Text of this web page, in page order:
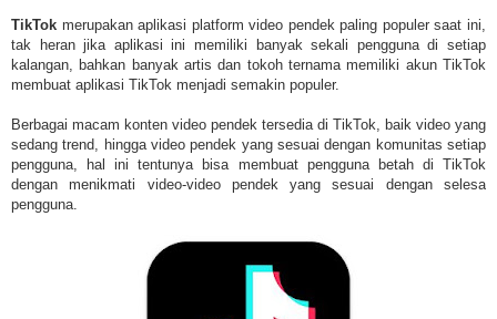
TikTok merupakan aplikasi platform video pendek paling populer saat ini,
tak heran jika aplikasi ini memiliki banyak sekali pengguna di setiap
kalangan, bahkan banyak artis dan tokoh ternama memiliki akun TikTok
membuat aplikasi TikTok menjadi semakin populer.
Berbagai macam konten video pendek tersedia di TikTok, baik video yang
sedang trend, hingga video pendek yang sesuai dengan komunitas setiap
pengguna, hal ini tentunya bisa membuat pengguna betah di TikTok
dengan menikmati video-video pendek yang sesuai dengan selesa
pengguna.